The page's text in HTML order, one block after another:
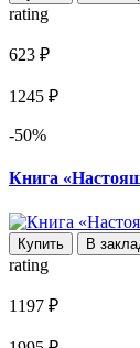
rating
623 ₽
1245 ₽
-50%
Книга
Купить В
rating
1197 ₽